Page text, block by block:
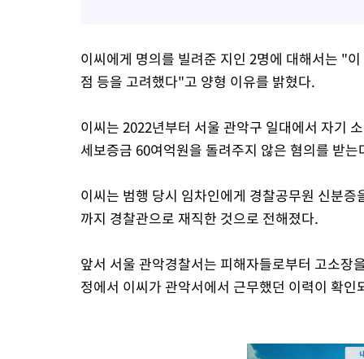
이씨에게 명의를 빌려준 지인 2명에 대해서는 "
점 등을 고려했다"고 양형 이유를 밝혔다.
이씨는 2022년부터 서울 관악구 일대에서 자기
세보증금 60여억원을 돌려주지 않은 혐의를 받는
이씨는 범행 당시 임차인에게 경찰공무원 신분
까지 경찰관으로 재직한 것으로 전해졌다.
앞서 서울 관악경찰서는 피해자들로부터 고소장
정에서 이씨가 관악서에서 근무했던 이력이 확